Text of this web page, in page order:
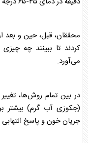
محققان، قبل، حین و بعد
کردند تا ببینند چه
می‌آورد.
در بین تمام روش‌ها،
(جکوزی آب گرم) بیشتر
جریان خون و پاسخ